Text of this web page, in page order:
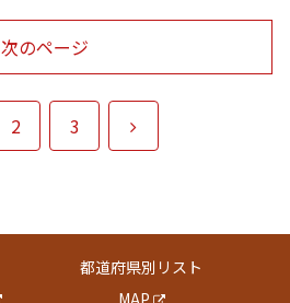
次のページ
2 3
次
都道府県別リスト